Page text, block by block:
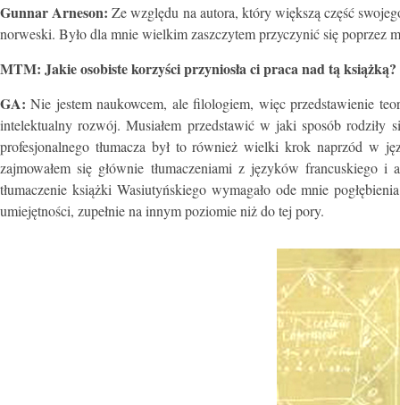
Gunnar Arneson:Ze względu na autora, który większą część
norweski. Było dla mnie wielkim zaszczytem przyczynić się poprzez
MTM: Jakie osobiste korzyści przyniosła ci praca nad tą książką?
GA: Nie jestem naukowcem, ale filologiem, więc przedstawienie
intelektualny rozwój. Musiałem przedstawić w jaki sposób
profesjonalnego tłumacza był to również wielki krok naprzód w
zajmowałem się głównie tłumaczeniami z języków francuskiego
tłumaczenie książki Wasiutyńskiego wymagało ode mnie
umiejętności, zupełnie na innym poziomie niż do tej pory.